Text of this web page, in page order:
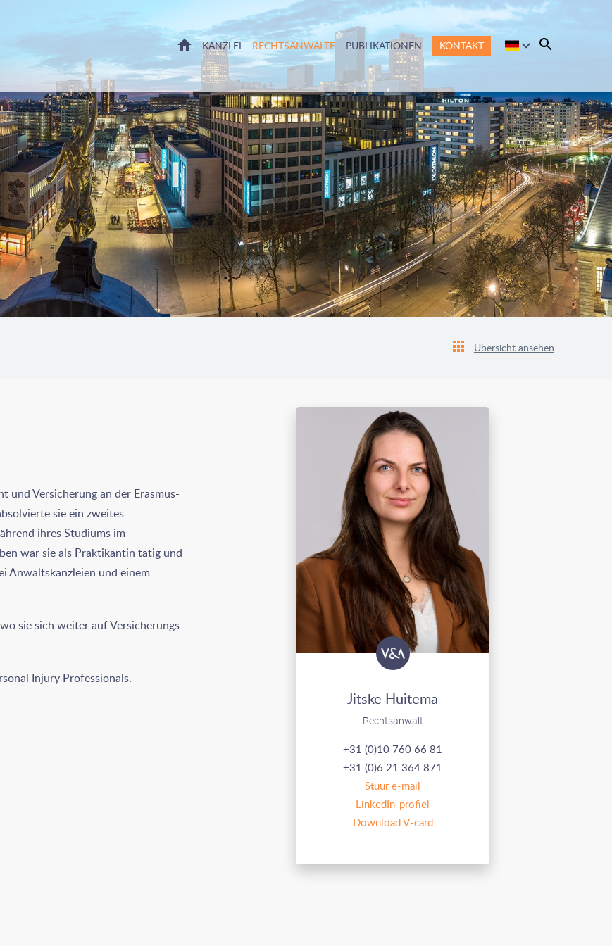
HOMEKANZLEI RECHTSANWÄLTE PUBLIKATIONEN KONTAKT
Übersicht ansehen
und Versicherung an der Erasmus-
sie ein zweites
ihres Studiums im
war sie als Praktikantin tätig und
Anwaltskanzleien und einem
sie sich weiter auf Versicherungs-
Injury Professionals.
Jitske Huitema
Rechtsanwalt
+31 (0)10 760 66 81
+31 (0)6 21 364 871
Stuur e-mail
LinkedIn-profiel
Download V-card